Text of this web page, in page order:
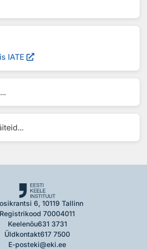
IATE
6, 10119 Tallinn
Registrikood 70004011
Keelenõu631 3731
Üldkontakt617 7500
E-posteki@eki.ee